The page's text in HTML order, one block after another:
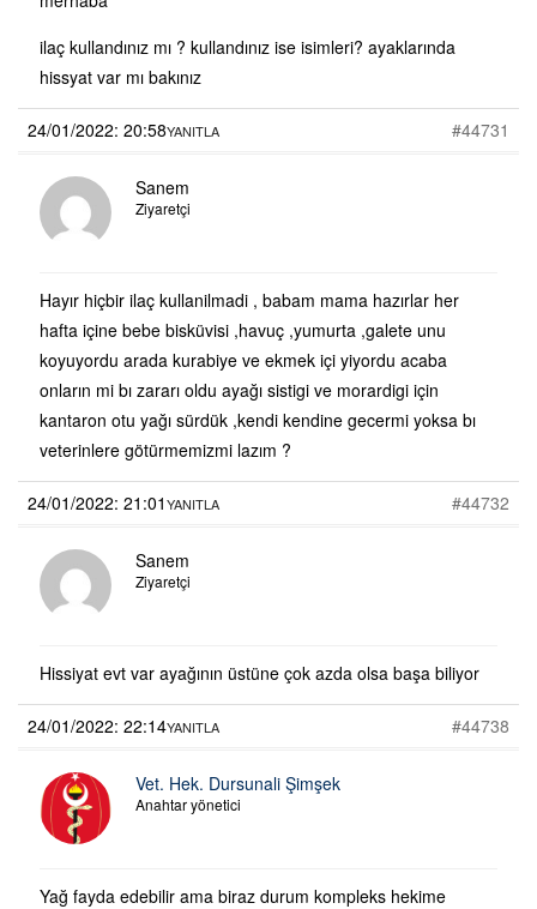
ilaç kullandınız mı ? kullandınız ise isimleri? ayaklarında
hissyat var mı bakınız
24/01/2022: 20:58 #44731
YANITLA
Sanem
Ziyaretçi
Hayır hiçbir ilaç kullanilmadi , babam mama hazırlar her
hafta içine bebe bisküvisi ,havuç ,yumurta ,galete unu
koyuyordu arada kurabiye ve ekmek içi yiyordu acaba
onların mi bı zararı oldu ayağı sistigi ve morardigi için
kantaron otu yağı sürdük ,kendi kendine gecermi yoksa bı
veterinlere götürmemizmi lazım ?
24/01/2022: 21:01 #44732
YANITLA
Sanem
Ziyaretçi
Hissiyat evt var ayağının üstüne çok azda olsa başa biliyor
24/01/2022: 22:14 #44738
YANITLA
Vet. Hek. Dursunali Şimşek
Anahtar yönetici
Yağ fayda edebilir ama biraz durum kompleks hekime